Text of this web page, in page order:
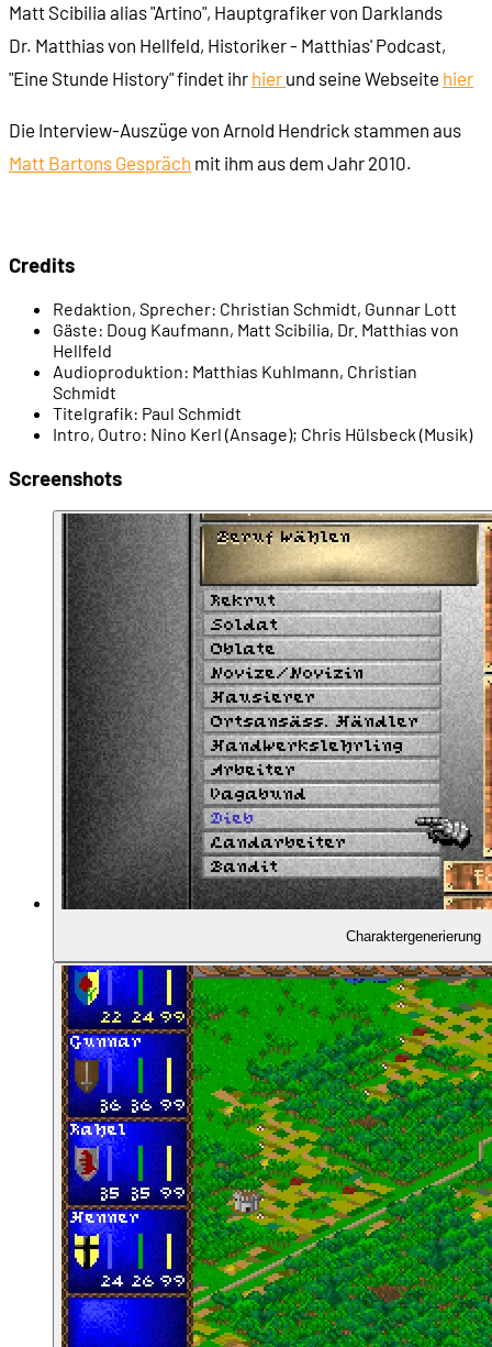
00:34:35 - Die Reisekarte
00:36:53
00:37:40 - Leichte Unterschiede zwischen den Städten
00:38:33
00:40:10 - Wie Gunnar ein Dorf auslöschte
00:43:34 - Chris bezwingt einen Burgherren
00:45:29 - Wie funktioniert das mit den Heiligen?
00:49:41 - Chris prescht zum Hexensabbat
00:53:18 - Bootsfahrten
00:53:52 - Training von Fertigkeiten
00:56:57 - Wenn Alchemie schiefgeht ...
00:57:36 - Alchemie: Viel Aufwand für wenig Ertrag
00:59:19 - Atmosphärisches Subsystem
01:00:19 - Chris widersetzt sich einem Adeligen, ...
01:01:42 - ... marodiert in Goslar, ...
01:02:42 - ... wird verhaftet ...
01:03:51 - ... und hingerichtet
Matt Scibilia alias "Artino", Hauptgrafiker von Darklands
Dr. Matthias von Hellfeld, Historiker - Matthias' Podcast,
"Eine Stunde History" findet ihr hier und seine Webseite hier
Die Interview-Auszüge von Arnold Hendrick stammen aus
Matt Bartons Gespräch mit ihm aus dem Jahr 2010.
Credits
Redaktion, Sprecher: Christian Schmidt, Gunnar Lott
Gäste: Doug Kaufmann, Matt Scibilia, Dr. Matthias von
Hellfeld
Audioproduktion: Matthias Kuhlmann, Christian
Schmidt
Titelgrafik: Paul Schmidt
Intro, Outro: Nino Kerl (Ansage); Chris Hülsbeck (Musik)
Screenshots
Charaktergenerierung